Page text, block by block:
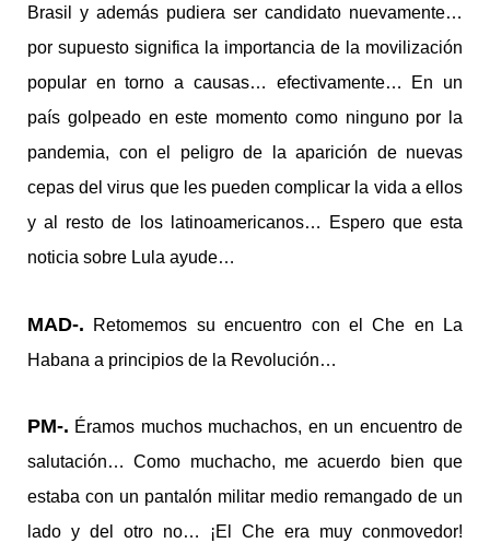
Brasil y además pudiera ser candidato nuevamente…
por supuesto significa la importancia de la movilización
popular en torno a causas… efectivamente… En un
país golpeado en este momento como ninguno por la
pandemia, con el peligro de la aparición de nuevas
cepas del virus que les pueden complicar la vida a ellos
y al resto de los latinoamericanos… Espero que esta
noticia sobre Lula ayude…
MAD-. Retomemos su encuentro con el Che en La
Habana a principios de la Revolución…
PM-. Éramos muchos muchachos, en un encuentro de
salutación… Como muchacho, me acuerdo bien que
estaba con un pantalón militar medio remangado de un
lado y del otro no… ¡El Che era muy conmovedor!